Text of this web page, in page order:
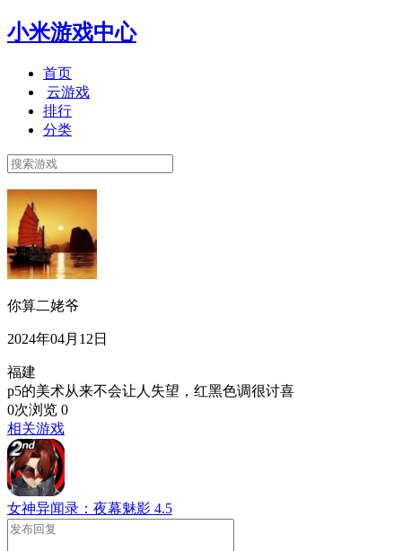
小米游戏中心
首页
云游戏
排行
分类
你算二姥爷
2024年04月12日
福建
p5的美术从来不会让人失望，红黑色调很讨喜
0次浏览 0
相关游戏
女神异闻录：夜幕魅影 4.5